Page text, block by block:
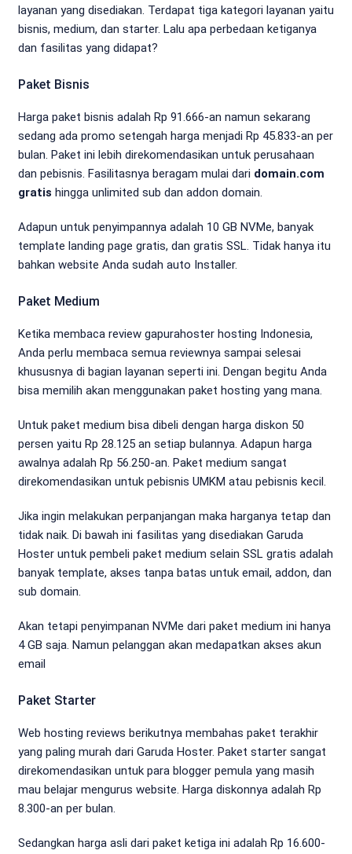
layanan yang disediakan. Terdapat tiga kategori layanan yaitu
bisnis, medium, dan starter. Lalu apa perbedaan ketiganya
dan fasilitas yang didapat?
Paket Bisnis
Harga paket bisnis adalah Rp 91.666-an namun sekarang
sedang ada promo setengah harga menjadi Rp 45.833-an per
bulan. Paket ini lebih direkomendasikan untuk perusahaan
dan pebisnis. Fasilitasnya beragam mulai dari domain.com
gratis hingga unlimited sub dan addon domain.
Adapun untuk penyimpannya adalah 10 GB NVMe, banyak
template landing page gratis, dan gratis SSL. Tidak hanya itu
bahkan website Anda sudah auto Installer.
Paket Medium
Ketika membaca review gapurahoster hosting Indonesia,
Anda perlu membaca semua reviewnya sampai selesai
khususnya di bagian layanan seperti ini. Dengan begitu Anda
bisa memilih akan menggunakan paket hosting yang mana.
Untuk paket medium bisa dibeli dengan harga diskon 50
persen yaitu Rp 28.125 an setiap bulannya. Adapun harga
awalnya adalah Rp 56.250-an. Paket medium sangat
direkomendasikan untuk pebisnis UMKM atau pebisnis kecil.
Jika ingin melakukan perpanjangan maka harganya tetap dan
tidak naik. Di bawah ini fasilitas yang disediakan Garuda
Hoster untuk pembeli paket medium selain SSL gratis adalah
banyak template, akses tanpa batas untuk email, addon, dan
sub domain.
Akan tetapi penyimpanan NVMe dari paket medium ini hanya
4 GB saja. Namun pelanggan akan medapatkan akses akun
email
Paket Starter
Web hosting reviews berikutnya membahas paket terakhir
yang paling murah dari Garuda Hoster. Paket starter sangat
direkomendasikan untuk para blogger pemula yang masih
mau belajar mengurus website. Harga diskonnya adalah Rp
8.300-an per bulan.
Sedangkan harga asli dari paket ketiga ini adalah Rp 16.600-